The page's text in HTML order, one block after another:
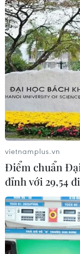
Xung đột giữa
tế tại Dải Gaza
13/12/2023 14:13
Theo Tổ chức Y tế
tiêu chảy, chấy
cơ lây lan dịch
vietnamplus.vn
Điểm chuẩn
đỉnh với 29,54